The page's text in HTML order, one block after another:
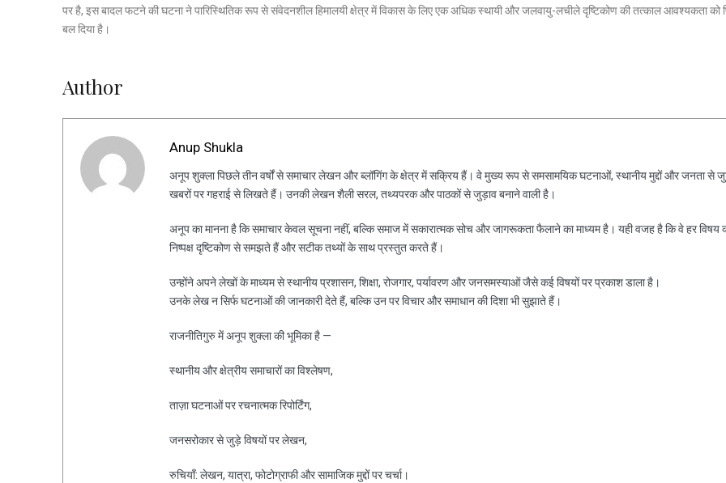
पर है, इस बादल फटने की घटना ने पारिस्थितिक रूप से संवेदनशील हिमालयी क्षेत्र में विकास के लिए एक अधिक स्थायी और जलवायु-लचीले दृष्टिकोण की तत्काल आवश्यकता को
बल दिया है।
Author
Anup Shukla
अनूप शुक्ला पिछले तीन वर्षों से समाचार लेखन और ब्लॉगिंग के क्षेत्र में सक्रिय हैं। वे मुख्य रूप से समसामयिक घटनाओं, स्थानीय मुद्दों और जनता से
खबरों पर गहराई से लिखते हैं। उनकी लेखन शैली सरल, तथ्यपरक और पाठकों से जुड़ाव बनाने वाली है।
अनूप का मानना है कि समाचार केवल सूचना नहीं, बल्कि समाज में सकारात्मक सोच और जागरूकता फैलाने का माध्यम है। यही वजह है कि वे हर विषय
निष्पक्ष दृष्टिकोण से समझते हैं और सटीक तथ्यों के साथ प्रस्तुत करते हैं।
उन्होंने अपने लेखों के माध्यम से स्थानीय प्रशासन, शिक्षा, रोजगार, पर्यावरण और जनसमस्याओं जैसे कई विषयों पर प्रकाश डाला है।
उनके लेख न सिर्फ घटनाओं की जानकारी देते हैं, बल्कि उन पर विचार और समाधान की दिशा भी सुझाते हैं।
राजनीतिगुरु में अनूप शुक्ला की भूमिका है —
स्थानीय और क्षेत्रीय समाचारों का विश्लेषण,
ताज़ा घटनाओं पर रचनात्मक रिपोर्टिंग,
जनसरोकार से जुड़े विषयों पर लेखन,
रुचियाँ: लेखन, यात्रा, फोटोग्राफी और सामाजिक मुद्दों पर चर्चा।